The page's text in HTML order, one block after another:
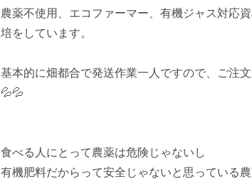
農薬不使用、エコファーマー、有機ジャス対応
培をしています。
基本的に畑都合で発送作業一人ですので、ご注
💦💦
食べる人にとって農薬は危険じゃないし
有機肥料だからって安全じゃないと思っている農